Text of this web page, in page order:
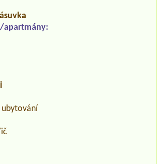
apartmány:
ubytování